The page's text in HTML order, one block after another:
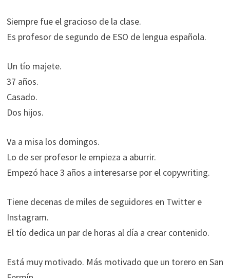
Siempre fue el gracioso de la clase.
Es profesor de segundo de ESO de lengua española.
Un tío majete.
37 años.
Casado.
Dos hijos.
Va a misa los domingos.
Lo de ser profesor le empieza a aburrir.
Empezó hace 3 años a interesarse por el copywriting.
Tiene decenas de miles de seguidores en Twitter e
Instagram.
El tío dedica un par de horas al día a crear contenido.
Está muy motivado. Más motivado que un torero en San